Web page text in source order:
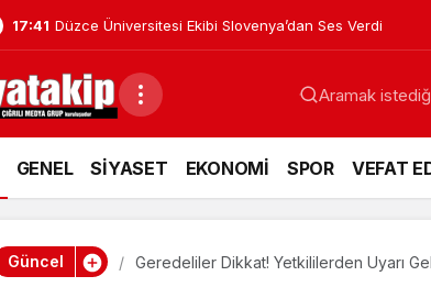
17:41 Düzce Üniversitesi Ekibi Slovenya’dan Ses Verdi
GENEL SİYASET EKONOMİ SPOR VEFAT
Güncel Geredeliler Dikkat! Yetkililerden Uyarı